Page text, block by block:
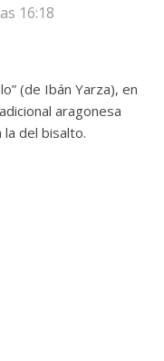
16:18
(de Ibán Yarza), en
aragonesa
la del bisalto.